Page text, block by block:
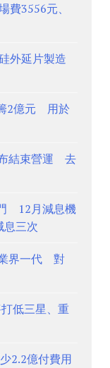
3556元、
外延片製造
2億元 用於
結束營運 去
12月減息機
息三次
界一代 對
低三星、重
2.2億付費用